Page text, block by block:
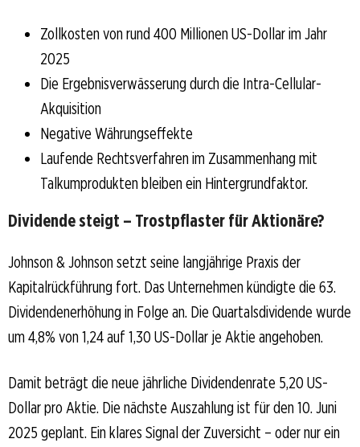
Zollkosten von rund 400 Millionen US-Dollar im Jahr
2025
Die Ergebnisverwässerung durch die Intra-Cellular-
Akquisition
Negative Währungseffekte
Laufende Rechtsverfahren im Zusammenhang mit
Talkumprodukten bleiben ein Hintergrundfaktor.
Dividende steigt – Trostpflaster für Aktionäre?
Johnson & Johnson setzt seine langjährige Praxis der
Kapitalrückführung fort. Das Unternehmen kündigte die 63.
Dividendenerhöhung in Folge an. Die Quartalsdividende wurde
um 4,8% von 1,24 auf 1,30 US-Dollar je Aktie angehoben.
Damit beträgt die neue jährliche Dividendenrate 5,20 US-
Dollar pro Aktie. Die nächste Auszahlung ist für den 10. Juni
2025 geplant. Ein klares Signal der Zuversicht – oder nur ein